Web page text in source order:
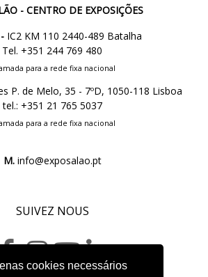
cookies necessários
- CENTRO DE EXPOSIÇÕES
IC2 KM 110 2440-489 Batalha
Tel. +351 244 769 480
para a rede fixa nacional
P. de Melo, 35 - 7ºD, 1050-118 Lisboa
tel.: +351 21 765 5037
para a rede fixa nacional
M.info@exposalao.pt
SUIVEZ NOUS